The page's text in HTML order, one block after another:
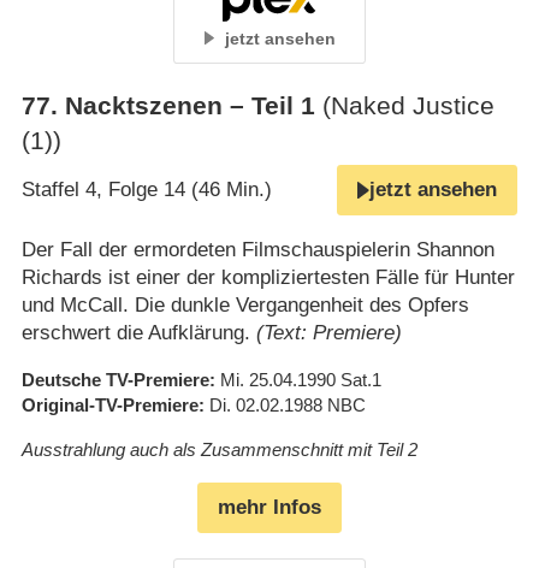
jetzt ansehen
77. Nacktszenen – Teil 1 (Naked Justice
(1))
Staffel 4, Folge 14 (46 Min.) jetzt ansehen
Der Fall der ermordeten Filmschauspielerin Shannon
Richards ist einer der kompliziertesten Fälle für Hunter
und McCall. Die dunkle Vergangenheit des Opfers
erschwert die Aufklärung. (Text: Premiere)
Deutsche TV-Premiere Mi. 25.04.1990 Sat.1
Original-TV-Premiere Di. 02.02.1988 NBC
Ausstrahlung auch als Zusammenschnitt mit Teil 2
mehr Infos